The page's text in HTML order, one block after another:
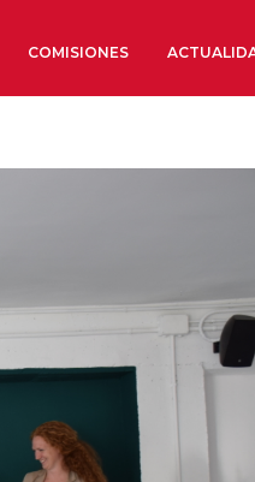
Institut d’Estudis
Organizaciones sectoriales
Sociedad Barcelonesa de
Económicos y Sociales
Organizaciones territoriales
COMISIONES